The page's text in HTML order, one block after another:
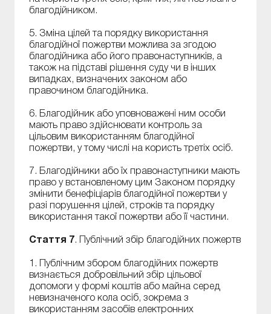
благодійником.
5. Зміна цілей та порядку використання
благодійної пожертви можлива за згодою
благодійника або його правонаступників, а
також на підставі рішення суду чи в інших
випадках, визначених законом або
правочином благодійника.
6. Благодійник або уповноважені ним особи
мають право здійснювати контроль за
цільовим використанням благодійної
пожертви, у тому числі на користь третіх осіб.
7. Благодійники або їх правонаступники мають
право у встановленому цим Законом порядку
змінити бенефіціарів благодійної пожертви у
разі порушення цілей, строків та порядку
використання такої пожертви або її частини.
Стаття 7 . Публічний збір благодійних пожертв
1. Публічним збором благодійних пожертв
визнається добровільний збір цільової
допомоги у формі коштів або майна серед
невизначеного кола осіб, зокрема з
використанням засобів електронних